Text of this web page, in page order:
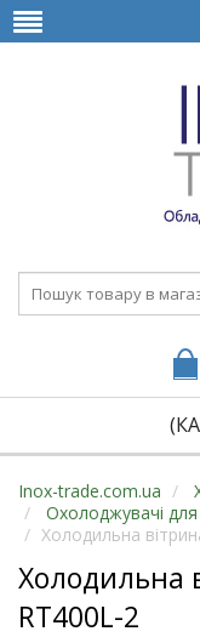
Inox-trade.com.ua
Охолоджувачі
Холодильна
Холодильна
RT400L-2